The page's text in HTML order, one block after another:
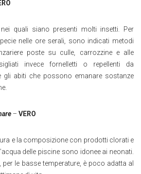
quali siano presenti molti insetti. Per
nelle ore serali, sono indicati metodi
poste su culle, carrozzine e alle
invece fornelletti o repellenti da
gli abiti che possono emanare sostanze
– VERO
e la composizione con prodotti clorati e
delle piscine sono idonee ai neonati.
per le basse temperature, è poco adatta al